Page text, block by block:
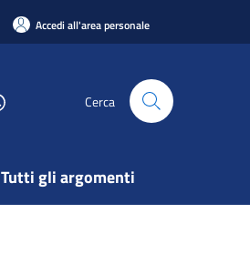
Accedi all'area personale
Cerca
Tutti gli argomenti